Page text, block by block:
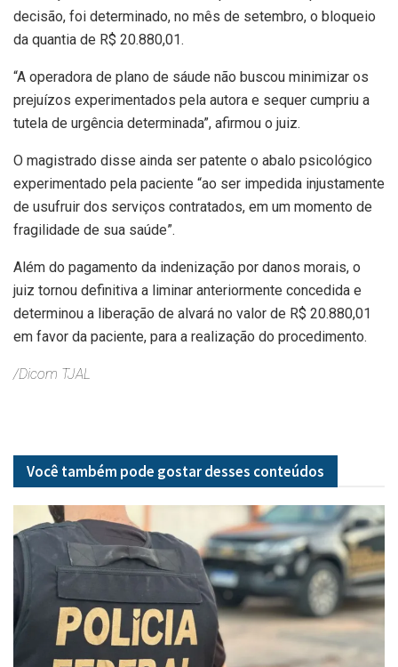
decisão, foi determinado, no mês de setembro, o bloqueio
da quantia de R$ 20.880,01.
“A operadora de plano de sáude não buscou minimizar os
prejuízos experimentados pela autora e sequer cumpriu a
tutela de urgência determinada”, afirmou o juiz.
O magistrado disse ainda ser patente o abalo psicológico
experimentado pela paciente “ao ser impedida injustamente
de usufruir dos serviços contratados, em um momento de
fragilidade de sua saúde”.
Além do pagamento da indenização por danos morais, o
juiz tornou definitiva a liminar anteriormente concedida e
determinou a liberação de alvará no valor de R$ 20.880,01
em favor da paciente, para a realização do procedimento.
/Dicom TJAL
Você também pode gostar desses conteúdos